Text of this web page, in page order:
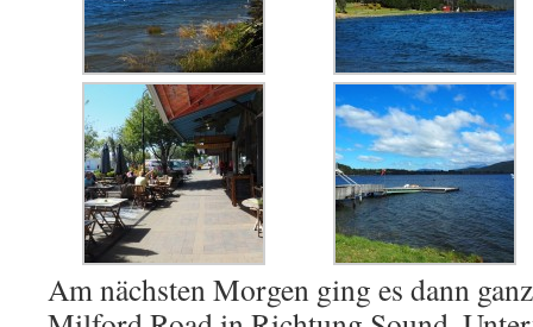
Am nächsten Morgen ging es dann